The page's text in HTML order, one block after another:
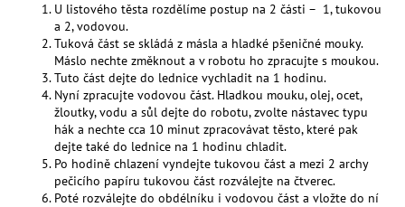
U listového těsta rozdělíme postup na 2 části – 1, tukovou
a 2, vodovou.
Tuková část se skládá z másla a hladké pšeničné mouky.
Máslo nechte změknout a v robotu ho zpracujte s moukou.
Tuto část dejte do lednice vychladit na 1 hodinu.
Nyní zpracujte vodovou část. Hladkou mouku, olej, ocet,
žloutky, vodu a sůl dejte do robotu, zvolte nástavec typu
hák a nechte cca 10 minut zpracovávat těsto, které pak
dejte také do lednice na 1 hodinu chladit.
Po hodině chlazení vyndejte tukovou část a mezi 2 archy
pečicího papíru tukovou část rozválejte na čtverec.
Poté rozválejte do obdélníku i vodovou část a vložte do ní